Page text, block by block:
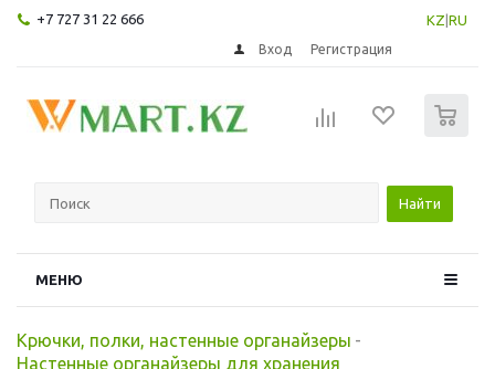
+7 727 31 22 666 KZ RU
Вход Регистрация
Найти
МЕНЮ
Крючки, полки, настенные органайзеры -
Настенные органайзеры для хранения